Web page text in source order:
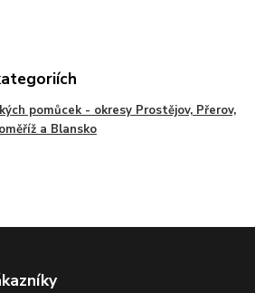
pomůcek - okresy Prostějov, Přerov,
a Blansko